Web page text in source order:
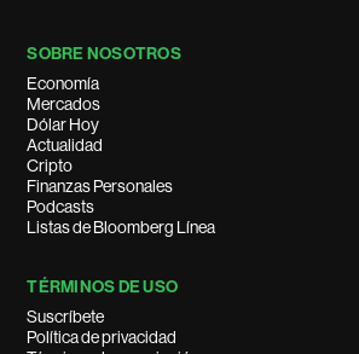
SOBRE NOSOTROS
Economía
Mercados
Dólar Hoy
Actualidad
Cripto
Finanzas Personales
Podcasts
Listas de Bloomberg Línea
TÉRMINOS DE USO
Suscríbete
Política de privacidad